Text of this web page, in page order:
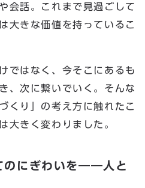
会話。これまで見過ごして
大きな価値を持っているこ
ではなく、今そこにあるも
、次に繋いでいく。そんな
くり」の考え方に触れたこ
大きく変わりました。
のにぎわいを――人と